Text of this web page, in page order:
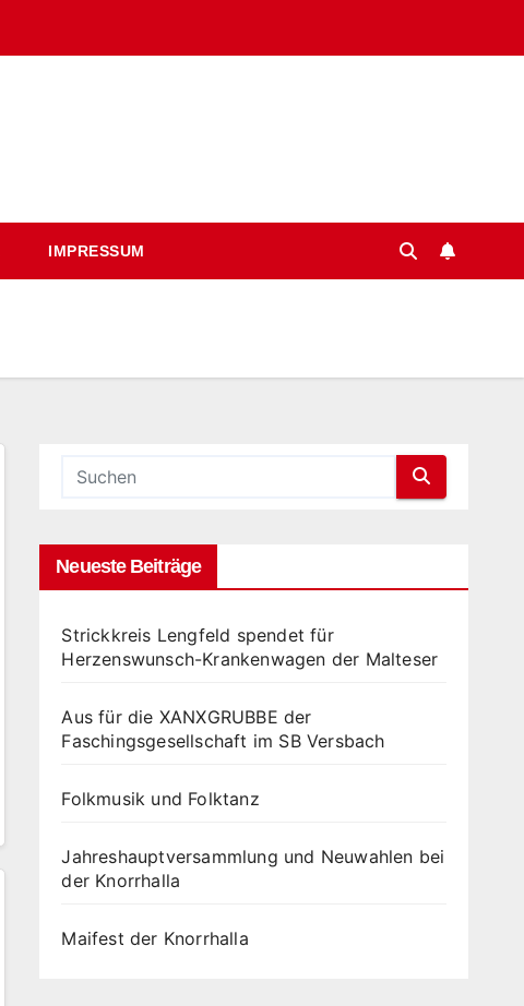
IMPRESSUM
Neueste Beiträge
Strickkreis Lengfeld spendet für
Herzenswunsch-Krankenwagen der Malteser
Aus für die XANXGRUBBE der
Faschingsgesellschaft im SB Versbach
Folkmusik und Folktanz
Jahreshauptversammlung und Neuwahlen bei
der Knorrhalla
Maifest der Knorrhalla